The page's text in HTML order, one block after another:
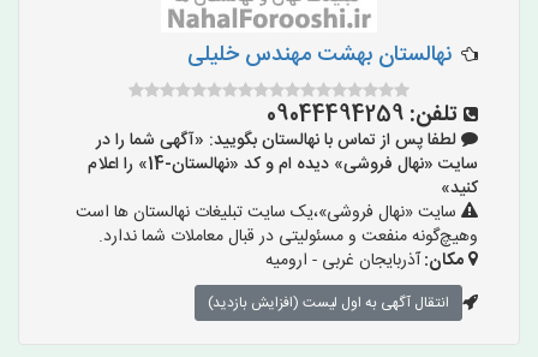
نهالستان بهشت مهندس خلیلی
تلفن: 09044494259
لطفا پس از تماس با نهالستان بگویید: «آگهی شما را در
سایت «نهال فروشی» دیده ام و کد «نهالستان-14» را اعلام
کنید»
سایت «نهال فروشی»،یک سایت تبلیغات نهالستان ها است
وهیچ‌گونه منفعت و مسئولیتی در قبال معاملات شما ندارد.
مکان:آذربایجان غربی - ارومیه
انتقال آگهی به اول لیست (افزایش بازدید)